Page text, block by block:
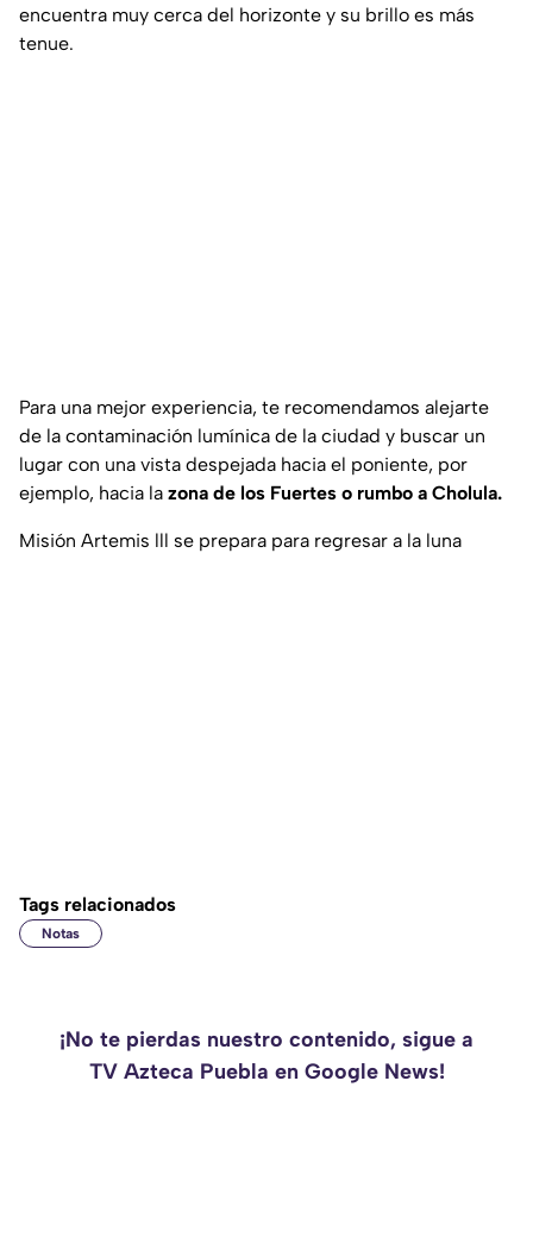
encuentra muy cerca del horizonte y su brillo es más
tenue.
Para una mejor experiencia, te recomendamos alejarte
de la contaminación lumínica de la ciudad y buscar un
lugar con una vista despejada hacia el poniente, por
ejemplo, hacia la zona de los Fuertes o rumbo a Cholula.
Misión Artemis lll se prepara para regresar a la luna
Tags relacionados
Notas
¡No te pierdas nuestro contenido, sigue a
TV Azteca Puebla en Google News!